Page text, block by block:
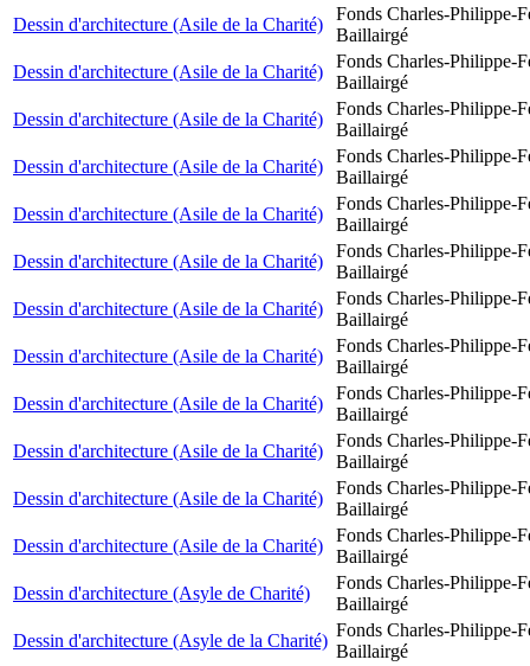
Dessin d'architecture (Asile de la Charité)
Fonds Charles-Philippe-
Baillairgé
Dessin d'architecture (Asile de la Charité)
Fonds Charles-Philippe-
Baillairgé
Dessin d'architecture (Asile de la Charité)
Fonds Charles-Philippe-
Baillairgé
Dessin d'architecture (Asile de la Charité)
Fonds Charles-Philippe-
Baillairgé
Dessin d'architecture (Asile de la Charité)
Fonds Charles-Philippe-
Baillairgé
Dessin d'architecture (Asile de la Charité)
Fonds Charles-Philippe-
Baillairgé
Dessin d'architecture (Asile de la Charité)
Fonds Charles-Philippe-
Baillairgé
Dessin d'architecture (Asile de la Charité)
Fonds Charles-Philippe-
Baillairgé
Dessin d'architecture (Asile de la Charité)
Fonds Charles-Philippe-
Baillairgé
Dessin d'architecture (Asile de la Charité)
Fonds Charles-Philippe-
Baillairgé
Dessin d'architecture (Asile de la Charité)
Fonds Charles-Philippe-
Baillairgé
Dessin d'architecture (Asile de la Charité)
Fonds Charles-Philippe-
Baillairgé
Dessin d'architecture (Asyle de Charité)
Fonds Charles-Philippe-
Baillairgé
Dessin d'architecture (Asyle de la Charité)
Fonds Charles-Philippe-
Baillairgé